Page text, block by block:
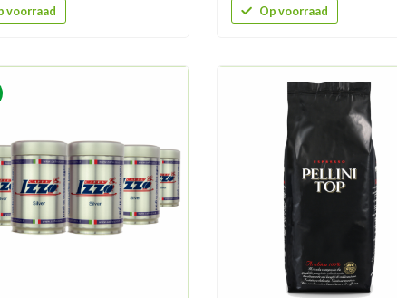
voorraad Op voorraad